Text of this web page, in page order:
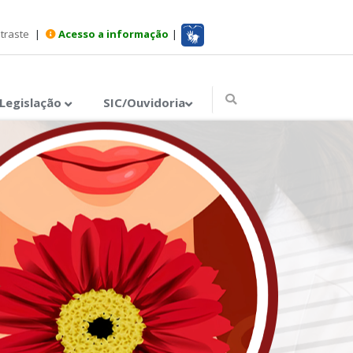
| Acesso a informação |
Legislação SIC/Ouvidoria